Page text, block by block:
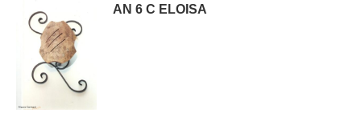
AN 6 C ELOISA